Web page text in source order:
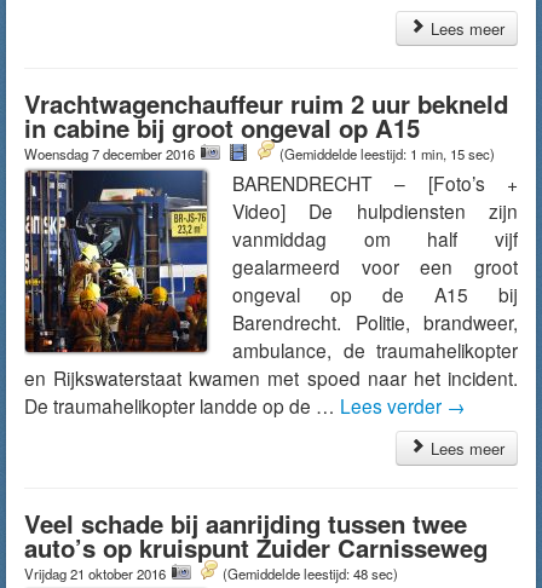
Lees meer
Vrachtwagenchauffeur ruim 2 uur bekneld
in cabine bij groot ongeval op A15
Woensdag 7 december 2016 (Gemiddelde leestijd: 1 min, 15 sec)
BARENDRECHT – [Foto’s +
Video] De hulpdiensten zijn
vanmiddag om half vijf
gealarmeerd voor een groot
ongeval op de A15 bij
Barendrecht. Politie, brandweer,
ambulance, de traumahelikopter
en Rijkswaterstaat kwamen met spoed naar het incident.
De traumahelikopter landde op de … Lees verder →
Lees meer
Veel schade bij aanrijding tussen twee
auto’s op kruispunt Zuider Carnisseweg
Vrijdag 21 oktober 2016 (Gemiddelde leestijd: 48 sec)